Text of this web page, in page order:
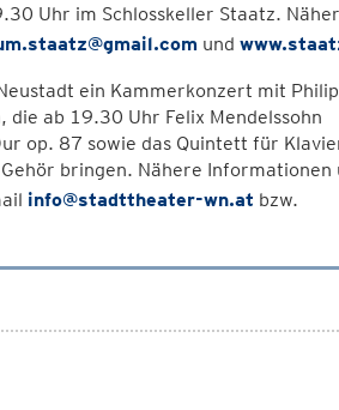
Uhr im Schlosskeller Staatz.
und
ein Kammerkonzert mit
ab 19.30 Uhr Felix Mendelssohn
op. 87 sowie das Quintett für
bringen. Nähere Informationen
info@stadttheater-wn.at bzw.